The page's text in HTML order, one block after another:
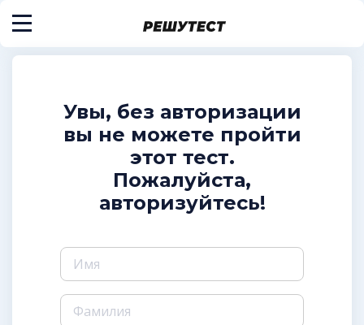
Увы, без авторизации
вы не можете пройти
этот тест.
Пожалуйста,
авторизуйтесь!